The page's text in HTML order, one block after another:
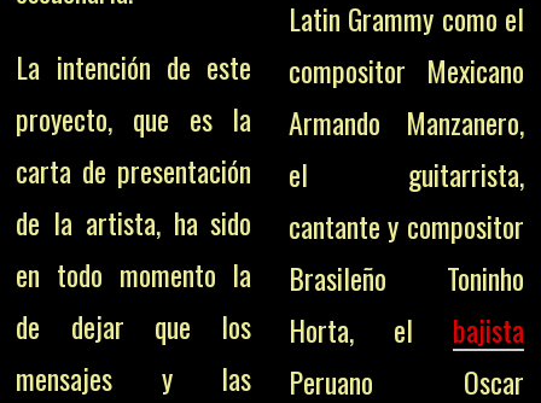
La intención de este
proyecto, que es la
carta de presentación
de la artista, ha sido
en todo momento la
de dejar que los
mensajes y las
Latin Grammy como el
compositor Mexicano
Armando Manzanero,
el guitarrista,
cantante y compositor
Brasileño Toninho
Horta, el bajista
Peruano Oscar